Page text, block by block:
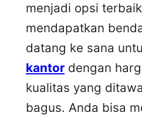
menjadi opsi
mendapatkan
datang ke sana
kantor dengan
kualitas yang
bagus. Anda bisa